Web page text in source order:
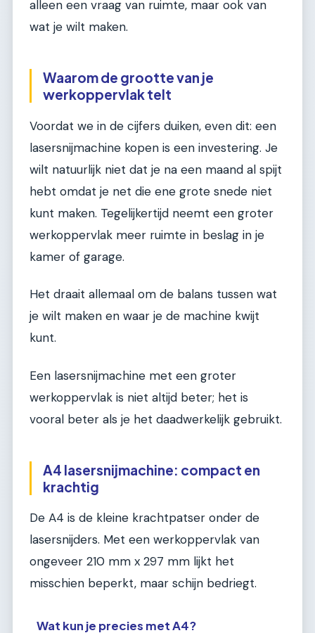
alleen een vraag van ruimte, maar ook van
wat je wilt maken.
Waarom de grootte van je
werkoppervlak telt
Voordat we in de cijfers duiken, even dit: een
lasersnijmachine kopen is een investering. Je
wilt natuurlijk niet dat je na een maand al spijt
hebt omdat je net die ene grote snede niet
kunt maken. Tegelijkertijd neemt een groter
werkoppervlak meer ruimte in beslag in je
kamer of garage.
Het draait allemaal om de balans tussen wat
je wilt maken en waar je de machine kwijt
kunt.
Een lasersnijmachine met een groter
werkoppervlak is niet altijd beter; het is
vooral beter als je het daadwerkelijk gebruikt.
A4 lasersnijmachine: compact en
krachtig
De A4 is de kleine krachtpatser onder de
lasersnijders. Met een werkoppervlak van
ongeveer 210 mm x 297 mm lijkt het
misschien beperkt, maar schijn bedriegt.
Wat kun je precies met A4?